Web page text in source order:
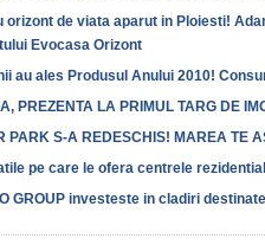
orizont de viata aparut in Ploiesti!
Evocasa Orizont
au ales Produsul Anului 2010!
PREZENTA LA PRIMUL TARG DE
PARK S-A REDESCHIS! MAREA TE
pe care le ofera centrele
GROUP investeste in cladiri